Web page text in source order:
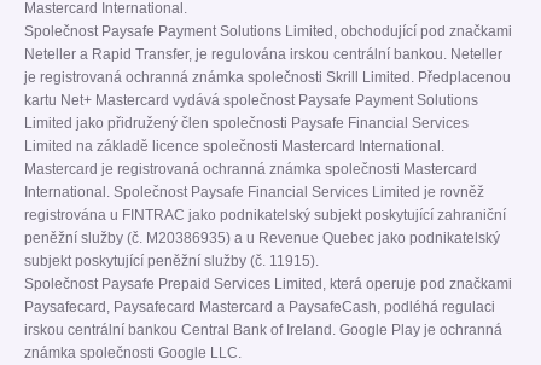
Mastercard International.
Společnost Paysafe Payment Solutions Limited, obchodující pod značkami
Neteller a Rapid Transfer, je regulována irskou centrální bankou. Neteller
je registrovaná ochranná známka společnosti Skrill Limited. Předplacenou
kartu Net+ Mastercard vydává společnost Paysafe Payment Solutions
Limited jako přidružený člen společnosti Paysafe Financial Services
Limited na základě licence společnosti Mastercard International.
Mastercard je registrovaná ochranná známka společnosti Mastercard
International. Společnost Paysafe Financial Services Limited je rovněž
registrována u FINTRAC jako podnikatelský subjekt poskytující zahraniční
peněžní služby (č. M20386935) a u Revenue Quebec jako podnikatelský
subjekt poskytující peněžní služby (č. 11915).
Společnost Paysafe Prepaid Services Limited, která operuje pod značkami
Paysafecard, Paysafecard Mastercard a PaysafeCash, podléhá regulaci
irskou centrální bankou Central Bank of Ireland. Google Play je ochranná
známka společnosti Google LLC.